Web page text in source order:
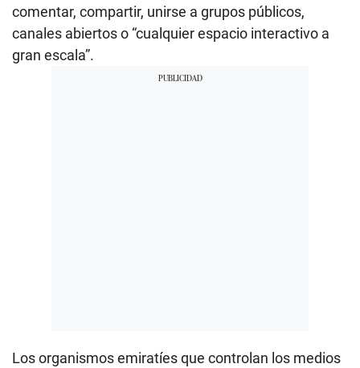
comentar, compartir, unirse a grupos públicos,
canales abiertos o “cualquier espacio interactivo a
gran escala”.
Los organismos emiratíes que controlan los medios